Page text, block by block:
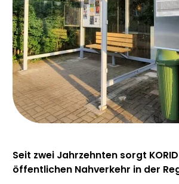
Seit zwei Jahrzehnten sorgt
öffentlichen Nahverkehr in der